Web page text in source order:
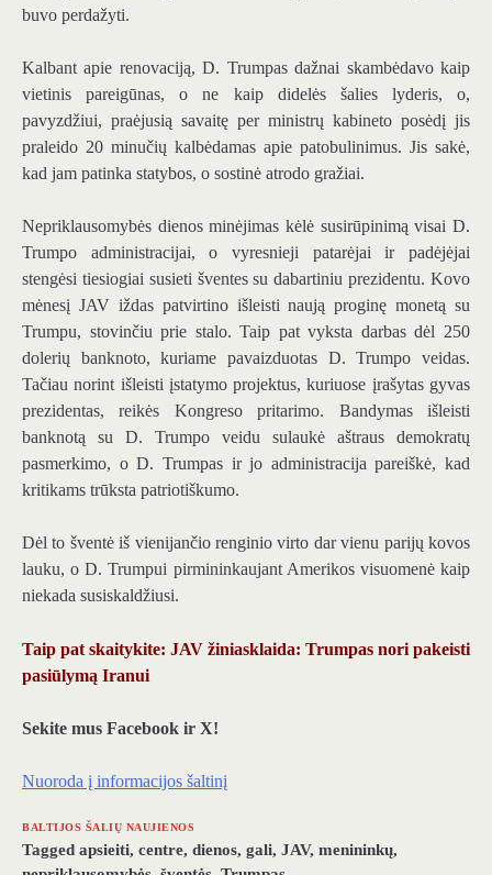
buvo perdažyti.
Kalbant apie renovaciją, D. Trumpas dažnai skambėdavo kaip
vietinis pareigūnas, o ne kaip didelės šalies lyderis, o,
pavyzdžiui, praėjusią savaitę per ministrų kabineto posėdį jis
praleido 20 minučių kalbėdamas apie patobulinimus. Jis sakė,
kad jam patinka statybos, o sostinė atrodo gražiai.
Nepriklausomybės dienos minėjimas kėlė susirūpinimą visai D.
Trumpo administracijai, o vyresnieji patarėjai ir padėjėjai
stengėsi tiesiogiai susieti šventes su dabartiniu prezidentu. Kovo
mėnesį JAV iždas patvirtino išleisti naują proginę monetą su
Trumpu, stovinčiu prie stalo. Taip pat vyksta darbas dėl 250
dolerių banknoto, kuriame pavaizduotas D. Trumpo veidas.
Tačiau norint išleisti įstatymo projektus, kuriuose įrašytas gyvas
prezidentas, reikės Kongreso pritarimo. Bandymas išleisti
banknotą su D. Trumpo veidu sulaukė aštraus demokratų
pasmerkimo, o D. Trumpas ir jo administracija pareiškė, kad
kritikams trūksta patriotiškumo.
Dėl to šventė iš vienijančio renginio virto dar vienu parijų kovos
lauku, o D. Trumpui pirmininkaujant Amerikos visuomenė kaip
niekada susiskaldžiusi.
Taip pat skaitykite: JAV žiniasklaida: Trumpas nori pakeisti
pasiūlymą Iranui
Sekite mus Facebook ir X!
Nuoroda į informacijos šaltinį
BALTIJOS ŠALIŲ NAUJIENOS
Tagged apsieiti, centre, dienos, gali, JAV, menininkų,